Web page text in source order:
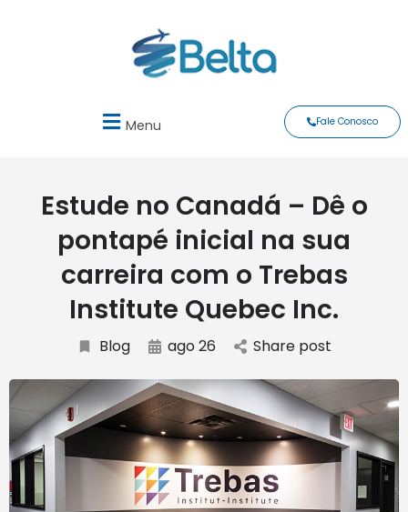
Menu Fale Conosco
Estude no Canadá – Dê o
pontapé inicial na sua
carreira com o Trebas
Institute Quebec Inc.
Blog ago 26 Share post